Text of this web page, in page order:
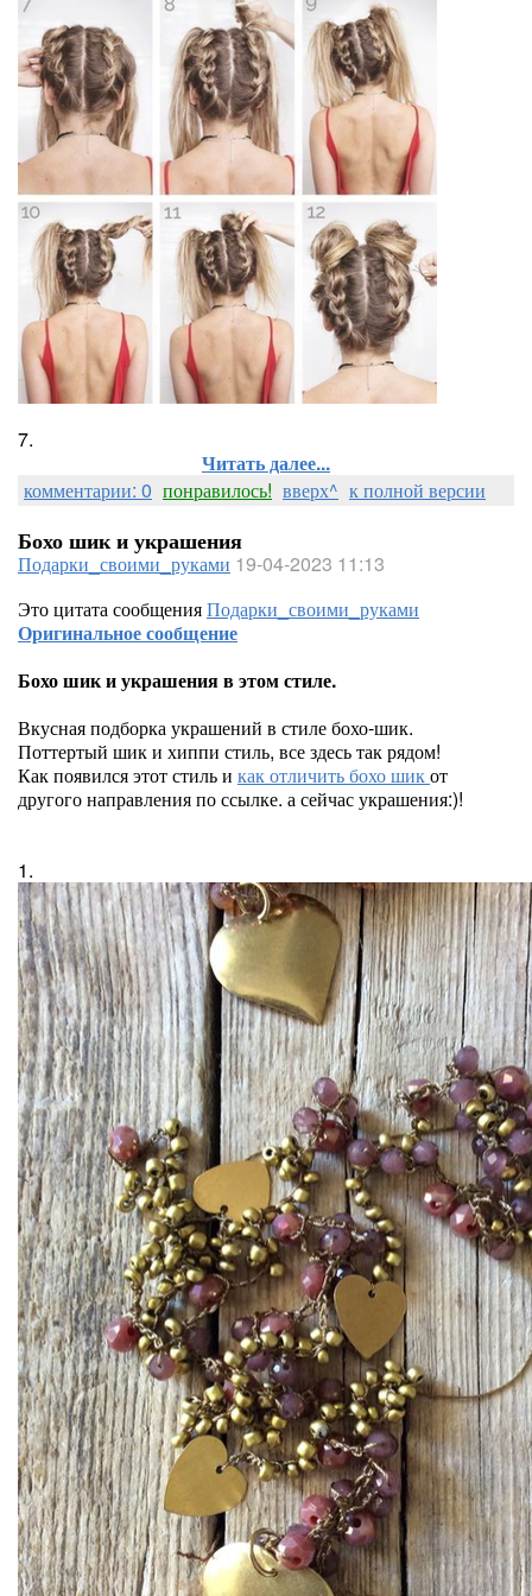
7.
Читать далее...
комментарии: 0 понравилось! вверх^ к полной версии
Бохо шик и украшения
Подарки_своими_руками 19-04-2023 11:13
Это цитата сообщенияПодарки_своими_руками
Оригинальное сообщение
Бохо шик и украшения в этом стиле.
Вкусная подборка украшений в стиле бохо-шик.
Поттертый шик и хиппи стиль, все здесь так рядом!
Как появился этот стиль и как отличить бохо шикот
другого направления по ссылке. а сейчас украшения:)!
1.